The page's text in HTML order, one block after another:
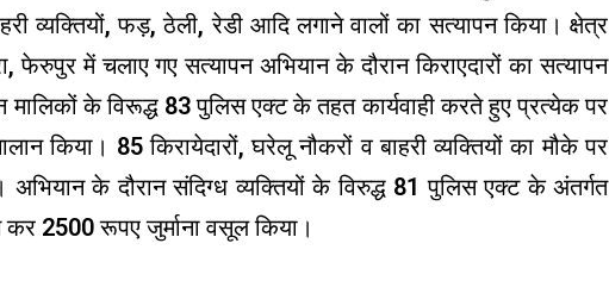
व्यक्तियों, फड़, ठेली, रेडी आदि लगाने वालों का सत्यापन किया। क्षेत्र
फेरुपुर में चलाए गए सत्यापन अभियान के दौरान किराएदारों का सत्यापन
मालिकों के विरूद्ध 83 पुलिस एक्ट के तहत कार्यवाही करते हुए प्रत्येक पर
किया। 85 किरायेदारों, घरेलू नौकरों व बाहरी व्यक्तियों का मौके पर
अभियान के दौरान संदिग्ध व्यक्तियों के विरुद्ध 81 पुलिस एक्ट के अंतर्गत
कर 2500 रूपए जुर्माना वसूल किया।